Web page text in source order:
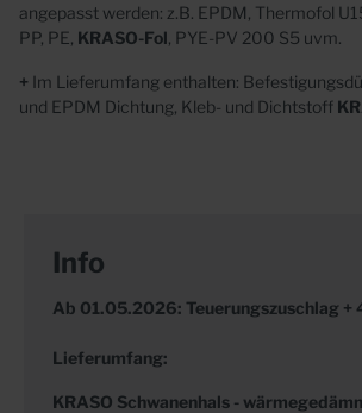
angepasst werden: z.B. EPDM, Thermofol
PP, PE, KRASO-Fol, PYE-PV 200 S5 uvm.
+ Im Lieferumfang enthalten:
und EPDM Dichtung, Kleb- und Dichtstoff
Info
Ab 01.05.2026: Teuerungszuschlag +
Lieferumfang:
KRASO Schwanenhals -